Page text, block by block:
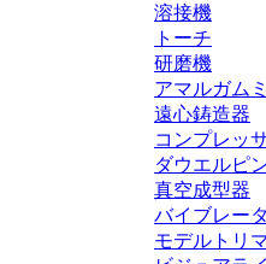
溶接機
トーチ
研磨機
アマルガム
遠心鋳造器
コンプレッ
ダウエルピ
真空成型器
バイブレー
モデルトリ